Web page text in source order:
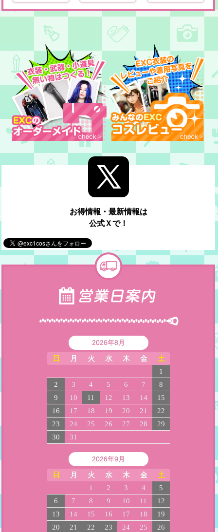
お得情報・最新情報は
公式Ｘで！
2026年8月
日 月 火 水 木 金 土
1
2
3 4 5 6 7
8
9
10 11 12 13 14
15
16
17 18 19 20 21 22
23 24 25 26 27 28 29
30 31
2026年9月
日 月 火 水 木 金 土
1 2 3 4
5
6
7 8 9 10 11
12
13
14 15 16 17 18
19
20
21 22 23 24 25
26